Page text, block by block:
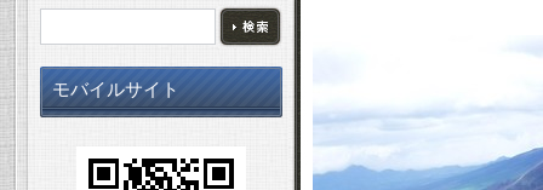
モバイルサイト